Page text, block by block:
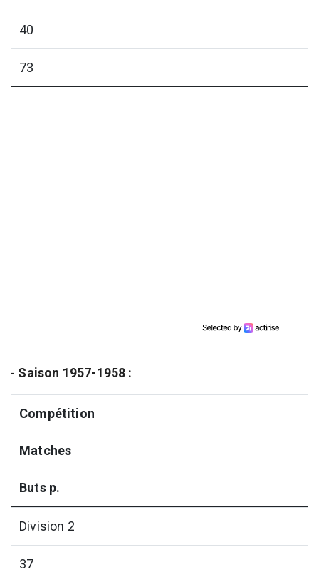
40
73
- Saison 1957-1958 :
Compétition
Matches
Buts p.
Division 2
37